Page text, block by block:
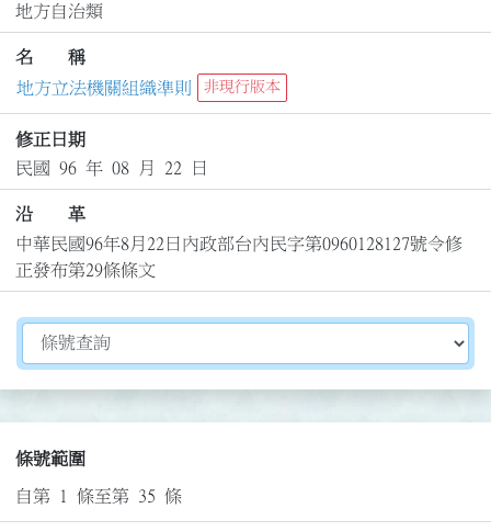
地方自治類
名 稱
地方立法機關組織準則
非現行版本
修正日期
民國 96 年 08 月 22 日
沿 革
中華民國96年8月22日內政部台內民字第0960128127號令修
正發布第29條條文
切換選擇法規資訊內容
條號範圍
自第 1 條至第 35 條